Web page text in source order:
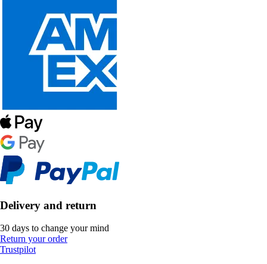
Delivery and return
30 days to change your mind
Return your order
Trustpilot